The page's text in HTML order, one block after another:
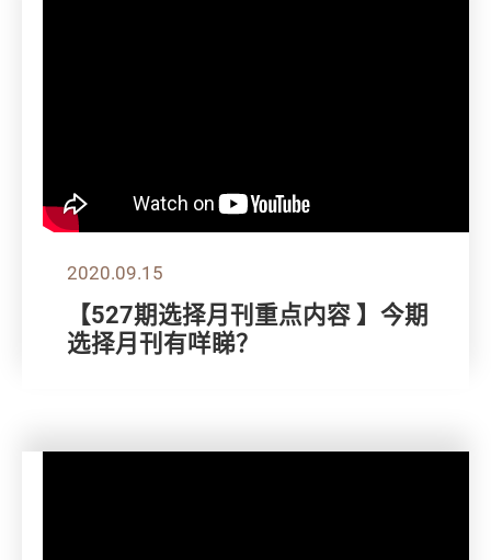
2020.09.15
【527期选择月刊重点内容 】今期
选择月刊有咩睇？